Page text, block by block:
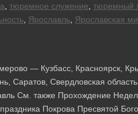
тюремное служение тюремный
Ярославль Ярославская
— Кузбасс, Красноярск,
Саратов, Свердловская область,
См. также Прохождение
Покрова Пресвятой